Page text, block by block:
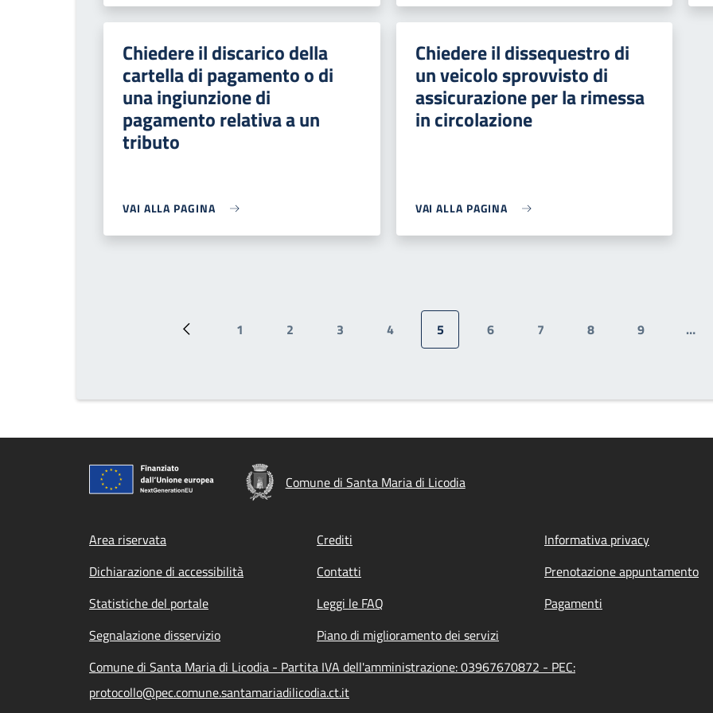
Chiedere il discarico della
cartella di pagamento o di
una ingiunzione di
pagamento relativa a un
tributo
VAI ALLA PAGINA
Chiedere il dissequestro di
un veicolo sprovvisto di
assicurazione per la rimessa
in circolazione
VAI ALLA PAGINA
Pagina precedente
Pagina
1
Pagina
2
Pagina
3
Pagina
4
Pagina attuale
5
Pagina
6
Pagina
7
Pagina
8
Pagina
9 …
Comune di Santa Maria di Licodia
Footer menu
Area riservata Crediti Informativa privacy
Dichiarazione di accessibilità
Contatti Prenotazione appuntamento
Statistiche del portale
Leggi le FAQ Pagamenti
Segnalazione disservizio
Piano di miglioramento dei servizi
Comune di Santa Maria di Licodia - Partita IVA dell'amministrazione: 03967670872 - PEC:
protocollo@pec.comune.santamariadilicodia.ct.it